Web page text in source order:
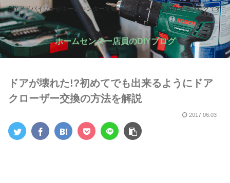
DIYアドバイザーがホームセンターで知った生活の知恵を紹介するブログです
ホームセンター店員のDIYブログ
ドアが壊れた!?初めてでも出来るようにドア
クローザー交換の方法を解説
2017.06.03